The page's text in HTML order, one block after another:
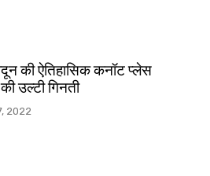
की ऐतिहासिक कनॉट प्लेस
उल्टी गिनती
2022